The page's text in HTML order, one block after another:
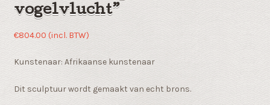
vogelvlucht”
€804.00 (incl. BTW)
Kunstenaar: Afrikaanse kunstenaar
Dit sculptuur wordt gemaakt van echt brons.